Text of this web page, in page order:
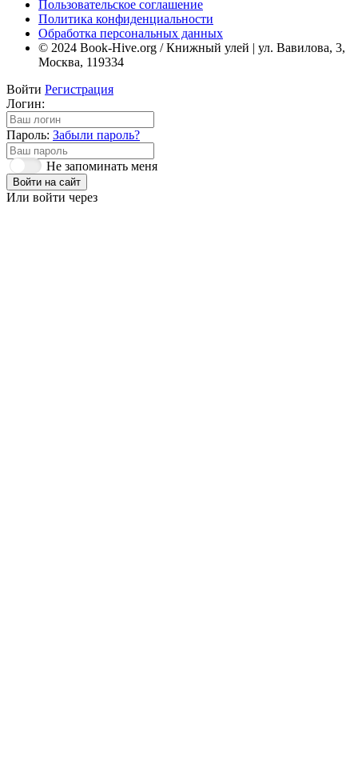
Пользовательское соглашение
Политика конфиденциальности
Обработка персональных данных
© 2024 Book-Hive.org / Книжный улей | ул. Вавилова, 3,
Москва, 119334
Войти Регистрация
Логин:
Пароль: Забыли пароль?
Не запоминать меня
Войти на сайт
Или войти через